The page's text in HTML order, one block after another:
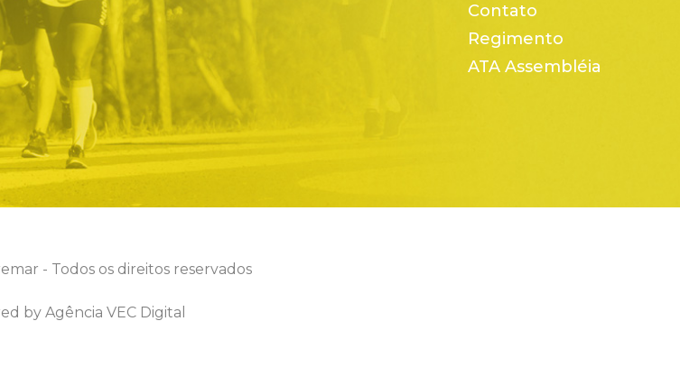
Contato
Regimento
ATA Assembléia
- Todos os direitos reservados
by Agência VEC Digital